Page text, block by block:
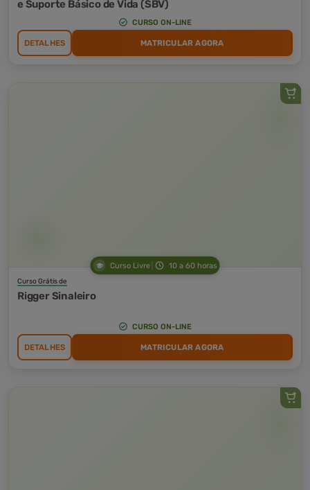
e Suporte Básico de Vida (SBV)
CURSO ON-LINE
DETALHES MATRICULAR AGORA
Curso Livre 10 a 60 horas
Curso Grátis de
Rigger Sinaleiro
CURSO ON-LINE
DETALHES MATRICULAR AGORA